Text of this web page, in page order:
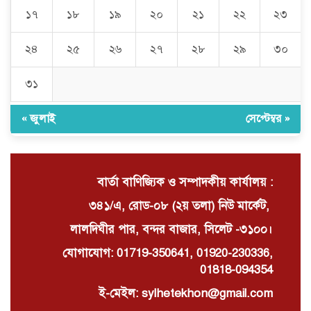
নিত্যপণ্যের ঊর্ধ্বগতি রোধ, স্বাধীন দুদক
ও যৌক্তিক সংস্কারের দাবিতে সমাবেশ
সাংবাদিকদের মতবিনিময় সভা
১৭ ১৮ ১৯ ২০ ২১ ২২ ২৩
২৪ ২৫ ২৬ ২৭ ২৮ ২৯ ৩০
৩১
« জুলাই সেপ্টেম্বর »
বার্তা বাণিজ্যিক ও সম্পাদকীয় কার্যালয় :
৩৪১/এ, রোড-০৮ (২য় তলা) নিউ মার্কেট,
লালদিঘীর পার, বন্দর বাজার, সিলেট -৩১০০।
যোগাযোগ: 01719-350641, 01920-230336,
01818-094354
ই-মেইল: sylhetekhon@gmail.com